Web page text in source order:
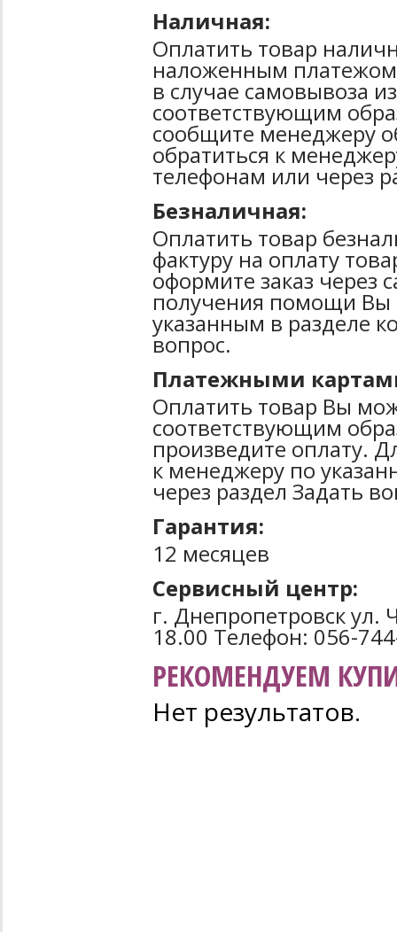
Наличная:
Оплатить товар
наложенным
в случае самовывоза
соответствующим
сообщите менеджеру
обратиться к
телефонам или через
Безналичная:
Оплатить товар
фактуру на оплату
оформите заказ через
получения помощи Вы
указанным в разделе
вопрос.
Платежными
Оплатить товар Вы
соответствующим
произведите оплату.
к менеджеру по
через раздел Задать
Гарантия:
12 месяцев
Сервисный центр:
г. Днепропетровск ул.
18.00 Телефон: 056-
РЕКОМЕНДУЕМ
Нет результатов.